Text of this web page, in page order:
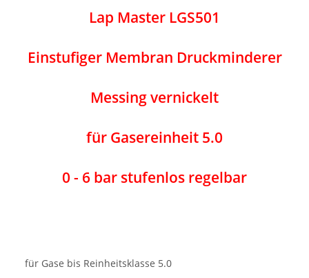
Lap Master LGS501
Einstufiger Membran Druckminderer
Messing vernickelt
für Gasereinheit 5.0
0 - 6 bar stufenlos regelbar
für Gase bis Reinheitsklasse 5.0